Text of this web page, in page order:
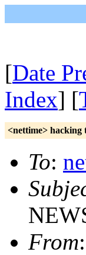
[Date
Index] [
<nettime>
To:
From